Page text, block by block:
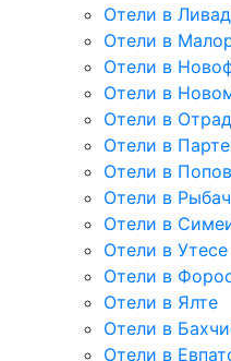
Отели в
Отели в
Отели в
Отели в
Отели в
Отели в
Отели в
Отели в
Отели в
Отели в Утесе
Отели в
Отели в Ялте
Отели в
Отели в